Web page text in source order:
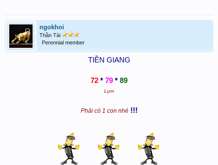
ngokhoi
Thần Tài
Perennial member
TIỀN GIANG
72 * 79 * 89
Lụm
Phải có 1 con nhé !!!